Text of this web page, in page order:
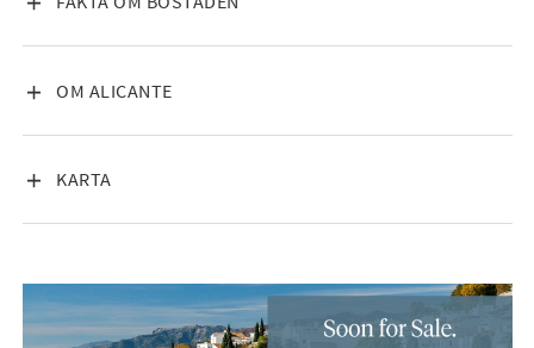
restauranger, vattenaktiviteter och båttaxi till ön Tabarca på
endast 15 minuter. Fiskhamnen, med sin dagliga marknad,
skaldjur och lokala specialiteter.
naturområde med vackra promenadvägar där man kan se
flamingor och andra fågelarter. Dessutom finns en välbesökt
Med 124 m² byggyta, söderläge, luftkonditionering, flera
OM ALICANTE
VISA INNEHÅLL
KARTA
VISA INNEHÅLL